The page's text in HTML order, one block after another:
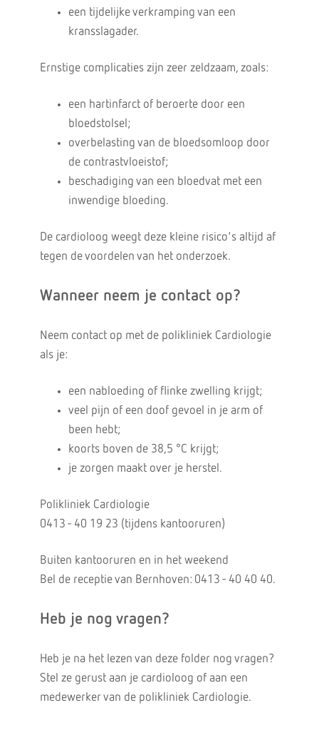
een tijdelijke verkramping van een
kransslagader.
Ernstige complicaties zijn zeer zeldzaam, zoals:
een hartinfarct of beroerte door een
bloedstolsel;
overbelasting van de bloedsomloop door
de contrastvloeistof;
beschadiging van een bloedvat met een
inwendige bloeding.
De cardioloog weegt deze kleine risico's altijd af
tegen de voordelen van het onderzoek.
Wanneer neem je contact op?
Neem contact op met de polikliniek Cardiologie
als je:
een nabloeding of flinke zwelling krijgt;
veel pijn of een doof gevoel in je arm of
been hebt;
koorts boven de 38,5 °C krijgt;
je zorgen maakt over je herstel.
Polikliniek Cardiologie
0413 - 40 19 23 (tijdens kantooruren)
Buiten kantooruren en in het weekend
Bel de receptie van Bernhoven: 0413 - 40 40 40.
Heb je nog vragen?
Heb je na het lezen van deze folder nog vragen?
Stel ze gerust aan je cardioloog of aan een
medewerker van de polikliniek Cardiologie.